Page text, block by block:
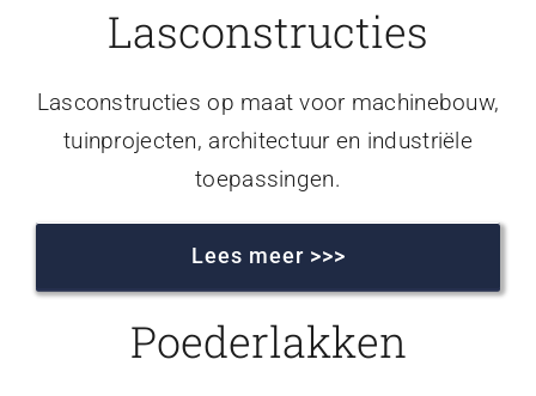
Lasconstructies
Lasconstructies op maat voor machinebouw,
tuinprojecten, architectuur en industriële
toepassingen.
Lees meer >>>
Poederlakken